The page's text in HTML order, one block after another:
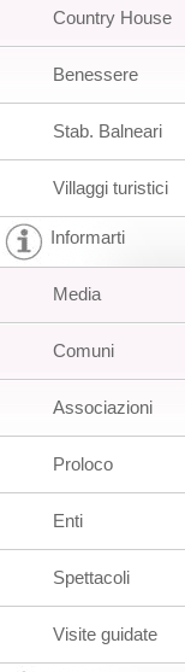
Country House
Benessere
Stab. Balneari
Villaggi turistici
Informarti
Media
Comuni
Associazioni
Proloco
Enti
Spettacoli
Visite guidate